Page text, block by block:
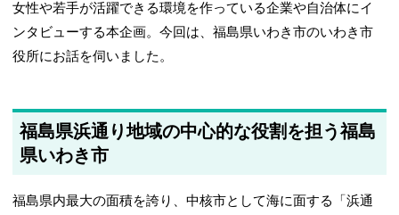
女性や若手が活躍できる環境を作っている企業や自治体にイ
ンタビューする本企画。今回は、福島県いわき市のいわき市
役所にお話を伺いました。
福島県浜通り地域の中心的な役割を担う福島
県いわき市
福島県内最大の面積を誇り、中核市として海に面する「浜通